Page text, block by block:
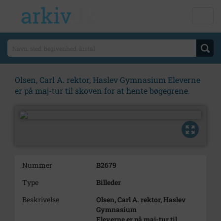
Olsen, Carl A. rektor, Haslev Gymnasium Eleverne
er på maj-tur til skoven for at hente bøgegrene.
Nummer
B2679
Type
Billeder
Beskrivelse
Olsen, Carl A. rektor, Haslev
Gymnasium